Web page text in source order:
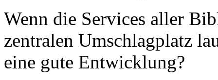
Wenn die Services aller
zentralen Umschlagplatz
eine gute Entwicklung?